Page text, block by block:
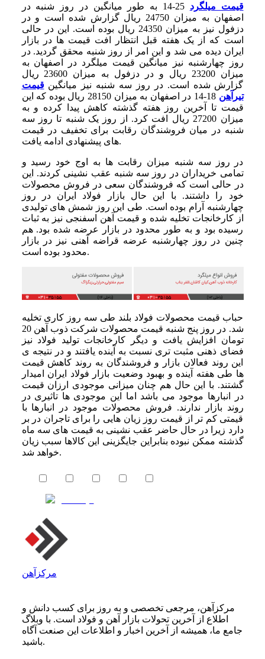
قیمت میلگرد
25-14 به طور میانگین در روز شنبه در
اصفهان به میزان 24750 ریال گزارش شده است و در
دزفول نیز به میزان 24350 ریال بوده است. این در حالی
است که از یک هفته قبل انتظار افت قیمت ها در بازار
ایران دیده می شد و این امر از روز شنبه محقق گردید. در
روز چهارشنبه نیز میانگین قیمت میلگرد در اصفهان به
میزان 23200 ریال و در دزفول به میزان 23600 ریال
گزارش شده است. در روز سه شنبه نیز میانگینقیمت
تیرآهن
18-14 در اصفهان به میزان 28150 ریال بوده که این
قیمت تا آخرین روز هفته گذشته کاهش پیدا کرده و به
میزان 27200 ریال افت کرد. از روز یک شنبه تا روز سه
شنبه در میان فروشندگان رقابت برای تخفیف در قیمت
های پیشنهادی ادامه یافت.
در روز سه شنبه میزان رقابت ها به اوج خود رسید و
تمامی خریداران در روز سه شنبه عقب نشینی کردند. این
در حالی است که فروشندگان سعی در فروش محصولات
خود را داشتند. با این حال بازار فولاد ایران در روز
چهارشنبه آرام بوده است. طی این روز شمش های تولیدی
از کارخانجات تخلیه شده و قیمت آهن اسفنجی نیز به ثبات
رسیده بود و به طور محدود در بازار عرضه شده بود. هم
چنین در روز چهارشنبه عرضه قراضه آهنی نیز در بازار
محدود بوده است.
حباب قیمت محصولات فولاد بلند طی سه روز کاری تخلیه
شد. در روز پنج شنبه قیمت محصولات شرکت ذوب آهن 20
تومان افزایش یافت و دیگر کارخانجات تولید فولاد نیز
فضای ذهنی مثبت تری نسبت به آینده یافتند و در نتیجه ی
این روند فعالان بازار و فروشندگان به روند کاهش قیمت
ها طی هفته آینده و بهبود وضعیت بازار فولاد ایران امیدار
گشتند. با این حال هم چنان میزانی موجودی ارزان قیمت
در انبارها موجود می باشد اما این موجودی ها تاثیری در
روند بازار ندارند. فروش محصولات موجود در انبارها با
قیمتی کم تر از قیمت روز زیان هایی را برای تاجران در بر
دارد زیرا در حال حاضر عقب نشینی به قیمت های سه ماه
گذشته ممکن نبوده بنابراین جایگزینی این کالاها سبب زیان
خواهد شد.
مرکزآهن
مرکزآهن، مرجعی تخصصی و به روز برای کسب دانش و
اطلاع از آخرین تحولات بازار آهن و فولاد است. با وبلاگ
جامع ما، همیشه از آخرین اخبار و اطلاعات این صنعت آگاه
باشید.